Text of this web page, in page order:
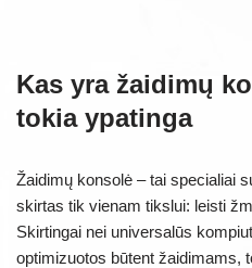
Kas yra žaidimų
tokia ypatinga
Žaidimų konsolė – tai specialiai
skirtas tik vienam tikslui: leisti
Skirtingai nei universalūs
optimizuotos būtent žaidimams,